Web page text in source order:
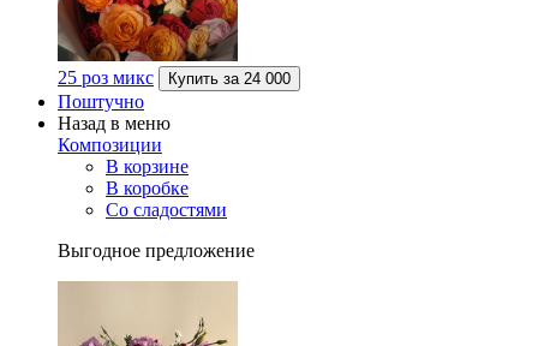
25 роз микс Купить за 24 000
Поштучно
Назад в меню
Композиции
В корзине
В коробке
Со сладостями
Выгодное предложение